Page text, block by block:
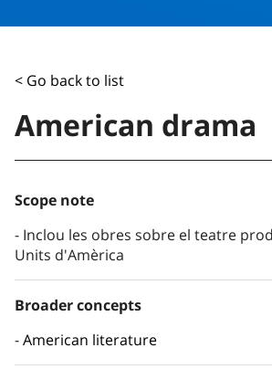
< Go back to list
American drama
Scope note
Inclou les obres sobre el teatre
Units d'Amèrica
Broader concepts
American literature